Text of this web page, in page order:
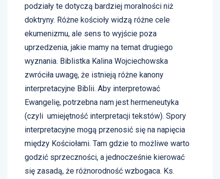
podziały te dotyczą bardziej moralności niż
doktryny. Różne kościoły widzą różne cele
ekumenizmu, ale sens to wyjście poza
uprzedzenia, jakie mamy na temat drugiego
wyznania. Biblistka Kalina Wojciechowska
zwróciła uwagę, że istnieją różne kanony
interpretacyjne Biblii. Aby interpretować
Ewangelię, potrzebna nam jest hermeneutyka
(czyli umiejętność interpretacji tekstów). Spory
interpretacyjne mogą przenosić się na napięcia
między Kościołami. Tam gdzie to możliwe warto
godzić sprzeczności, a jednocześnie kierować
się zasadą, że różnorodność wzbogaca. Ks.